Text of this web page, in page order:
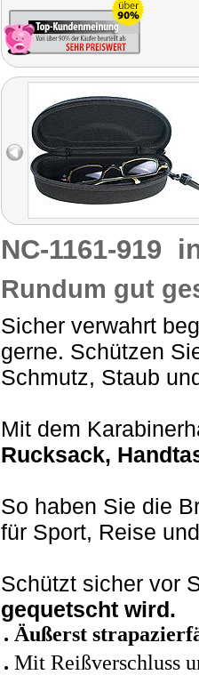
NC-1161-919
Rundum gut
Sicher verwahrt
gerne. Schützen
Schmutz, Staub
Mit dem
Rucksack,
So haben Sie die
für Sport, Reise
Schützt sicher vor
gequetscht wird.
Äußerst
Mit Reißverschluss